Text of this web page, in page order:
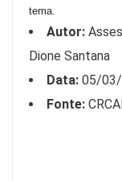
tema.
Autor:
Dione Santana
Data: 05/
Fonte: